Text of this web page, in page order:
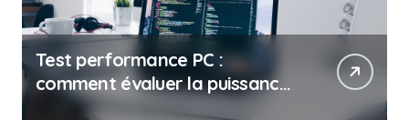
Test performance PC :
comment évaluer la puissance
de votre ordinateur